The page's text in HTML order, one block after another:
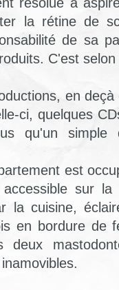
la rétine de
de sa
C'est
en
ci, quelques
qu'un simple
est
sur
la cuisine,
en bordure de